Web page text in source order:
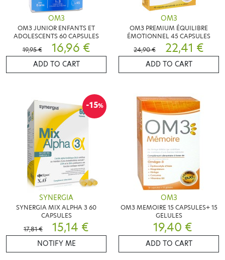
OM3
OM3 JUNIOR ENFANTS ET
ADOLESCENTS 60 CAPSULES
19,95 €
16,96 €
ADD TO CART
OM3
OM3 PREMIUM ÉQUILIBRE
ÉMOTIONNEL 45 CAPSULES
24,90 €
22,41 €
ADD TO CART
-15%
SYNERGIA
SYNERGIA MIX ALPHA 3 60
CAPSULES
17,81 €
15,14 €
NOTIFY ME
OM3
OM3 MEMOIRE 15 CAPSULES+ 15
GELULES
19,40 €
ADD TO CART